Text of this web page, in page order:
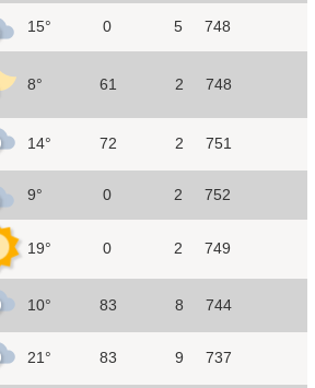
15° 0 5 748
8° 61 2 748
14° 72 2 751
9° 0 2 752
19° 0 2 749
10° 83 8 744
21° 83 9 737